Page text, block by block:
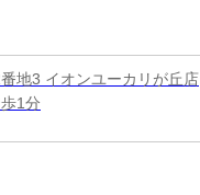
地3 イオンユーカリが丘店
1分